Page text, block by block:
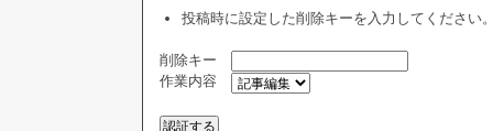
投稿時に設定した削除キーを入力してください
削除キー
作業内容